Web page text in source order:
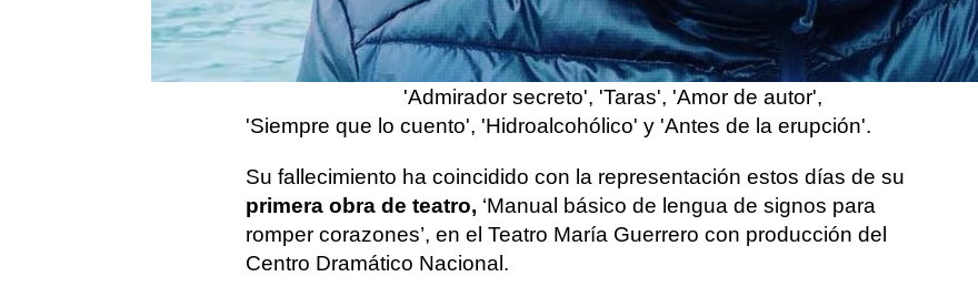
tras la muerte de
Roberto Pérez Toledo
previsto participar este lunes en un encuentro en la
Academia que incluía la exhibición de sus cortos
'Vuelco', 'Los gritones', 'Rotos', 'Sí a todo', 'Tris',
'Admirador secreto', 'Taras', 'Amor de autor',
'Siempre que lo cuento', 'Hidroalcohólico' y 'Antes de la erupción'.
Su fallecimiento ha coincidido con la representación estos días de su
primera obra de teatro, ‘Manual básico de lengua de signos para
romper corazones’, en el Teatro María Guerrero con producción del
Centro Dramático Nacional.